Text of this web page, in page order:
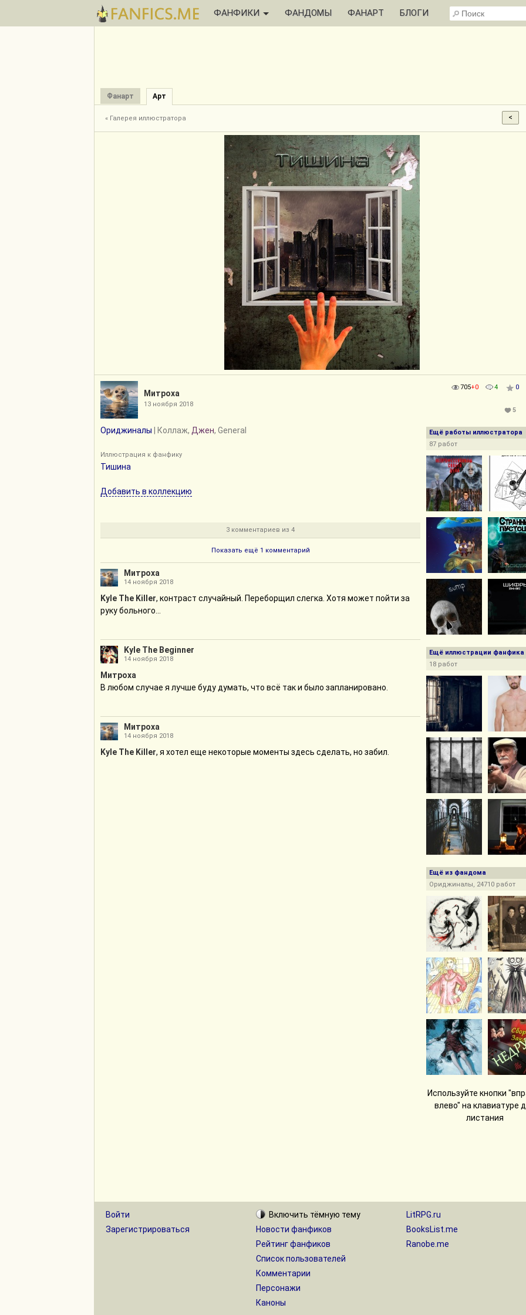
ФАНФИКИ ФАНДОМЫ ФАНАРТ БЛОГИ
Фанарт Арт
« Галерея иллюстратора
Митроха
13 ноября 2018
Ориджиналы | Коллаж, Джен, General
Иллюстрация к фанфику
Тишина
Добавить в коллекцию
3 комментариев из 4
Показать ещё 1 комментарий
Митроха
14 ноября 2018
Kyle The Killer, контраст случайный. Переборщил слегка. Хотя может пойти за
руку больного...
Kyle The Beginner
14 ноября 2018
Митроха
В любом случае я лучше буду думать, что всё так и было запланировано.
Митроха
14 ноября 2018
Kyle The Killer, я хотел еще некоторые моменты здесь сделать, но забил.
705+0 4 0
5
Ещё работы иллюстратора
87 работ
Ещё иллюстрации фанфика
18 работ
Ещё из фандома
Ориджиналы, 24710 работ
Используйте кнопки
влево" на клавиатуре
листания
Войти
Зарегистрироваться
Включить тёмную тему
Новости фанфиков
Рейтинг фанфиков
Список пользователей
Комментарии
Персонажи
Каноны
LitRPG.ru
BooksList.me
Ranobe.me